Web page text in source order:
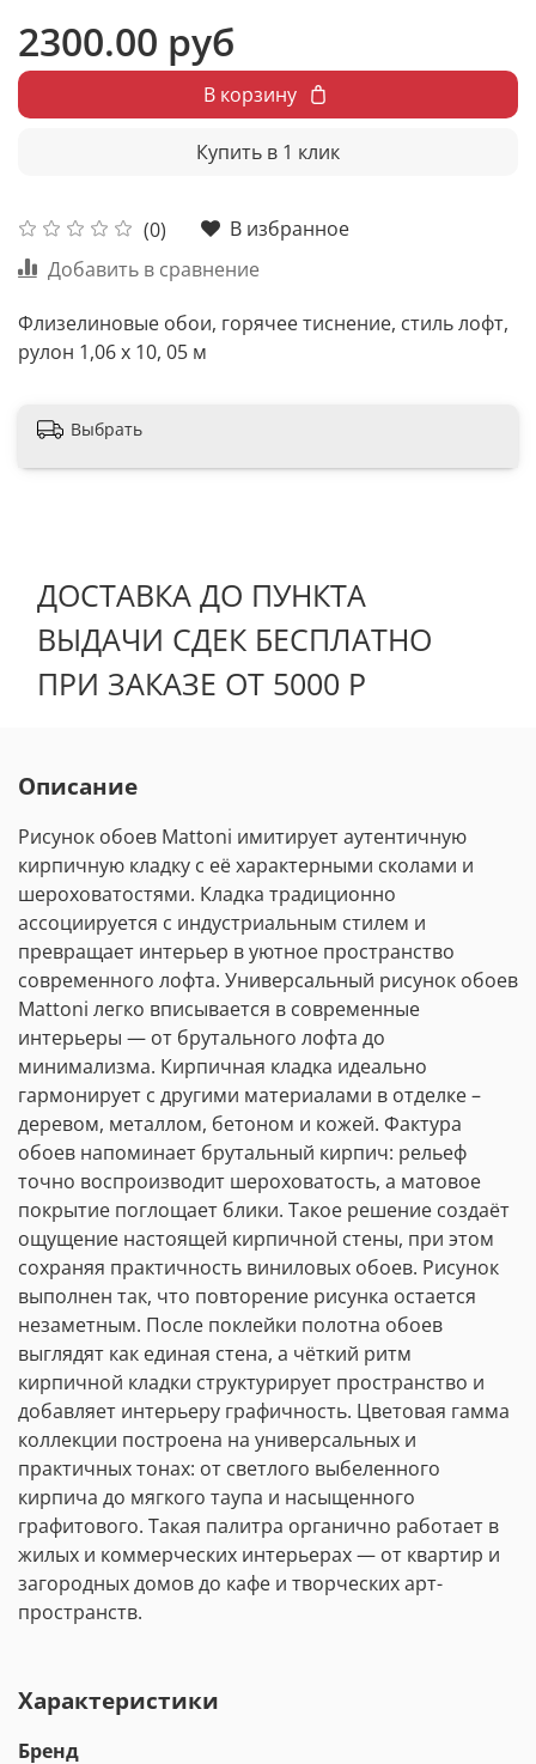
(0)
В избранное
Добавить в сравнение
2300.00 руб
В корзину
Купить в 1 клик
Флизелиновые обои, горячее тиснение, стиль лофт,
рулон 1,06 х 10, 05 м
Выбрать
ДОСТАВКА ДО ПУНКТА
ВЫДАЧИ СДЕК БЕСПЛАТНО
ПРИ ЗАКАЗЕ ОТ 5000 Р
Описание
Рисунок обоев Mattoni имитирует аутентичную
кирпичную кладку с её характерными сколами и
шероховатостями. Кладка традиционно
ассоциируется с индустриальным стилем и
превращает интерьер в уютное пространство
современного лофта. Универсальный рисунок обоев
Mattoni легко вписывается в современные
интерьеры — от брутального лофта до
минимализма. Кирпичная кладка идеально
гармонирует с другими материалами в отделке –
деревом, металлом, бетоном и кожей. Фактура
обоев напоминает брутальный кирпич: рельеф
точно воспроизводит шероховатость, а матовое
покрытие поглощает блики. Такое решение создаёт
ощущение настоящей кирпичной стены, при этом
сохраняя практичность виниловых обоев. Рисунок
выполнен так, что повторение рисунка остается
незаметным. После поклейки полотна обоев
выглядят как единая стена, а чёткий ритм
кирпичной кладки структурирует пространство и
добавляет интерьеру графичность. Цветовая гамма
коллекции построена на универсальных и
практичных тонах: от светлого выбеленного
кирпича до мягкого таупа и насыщенного
графитового. Такая палитра органично работает в
жилых и коммерческих интерьерах — от квартир и
загородных домов до кафе и творческих арт-
пространств.
Характеристики
Бренд